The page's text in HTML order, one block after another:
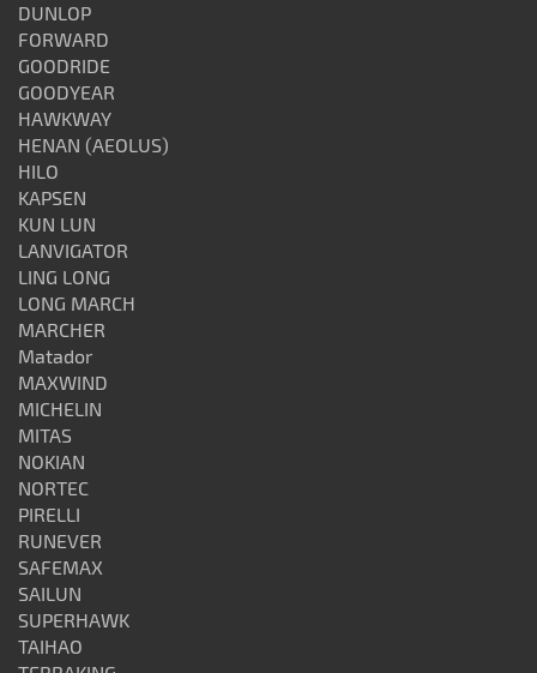
DUNLOP
FORWARD
GOODRIDE
GOODYEAR
HAWKWAY
HENAN (AEOLUS)
HILO
KAPSEN
KUN LUN
LANVIGATOR
LING LONG
LONG MARCH
MARCHER
Matador
MAXWIND
MICHELIN
MITAS
NOKIAN
NORTEC
PIRELLI
RUNEVER
SAFEMAX
SAILUN
SUPERHAWK
TAIHAO